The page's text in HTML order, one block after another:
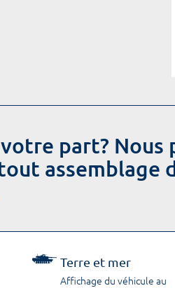
part? Nous
assemblage
Terre et mer
Affichage du véhicule au